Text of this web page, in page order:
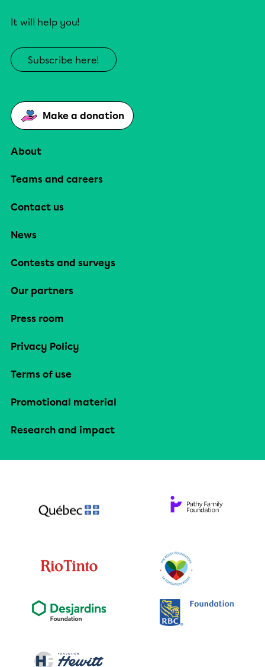
It will help you!
Subscribe here!
Make a donation
About
Teams and careers
Contact us
News
Contests and surveys
Our partners
Press room
Privacy Policy
Terms of use
Promotional material
Research and impact